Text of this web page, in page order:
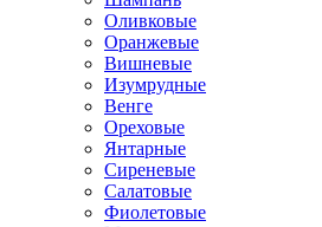
Оливковые
Оранжевые
Вишневые
Изумрудные
Венге
Ореховые
Янтарные
Сиреневые
Салатовые
Фиолетовые